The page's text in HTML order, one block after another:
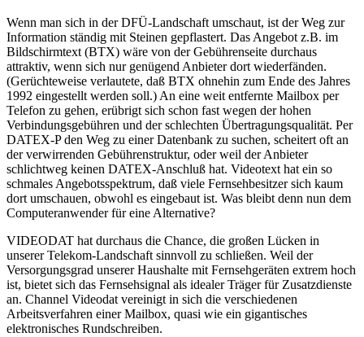
Wenn man sich in der DFÜ-Landschaft umschaut, ist der Weg zur
Information ständig mit Steinen gepflastert. Das Angebot z.B. im
Bildschirmtext (BTX) wäre von der Gebührenseite durchaus
attraktiv, wenn sich nur genügend Anbieter dort wiederfänden.
(Gerüchteweise verlautete, daß BTX ohnehin zum Ende des Jahres
1992 eingestellt werden soll.) An eine weit entfernte Mailbox per
Telefon zu gehen, erübrigt sich schon fast wegen der hohen
Verbindungsgebühren und der schlechten Übertragungsqualität. Per
DATEX-P den Weg zu einer Datenbank zu suchen, scheitert oft an
der verwirrenden Gebührenstruktur, oder weil der Anbieter
schlichtweg keinen DATEX-Anschluß hat. Videotext hat ein so
schmales Angebotsspektrum, daß viele Fernsehbesitzer sich kaum
dort umschauen, obwohl es eingebaut ist. Was bleibt denn nun dem
Computeranwender für eine Alternative?
VIDEODAT hat durchaus die Chance, die großen Lücken in
unserer Telekom-Landschaft sinnvoll zu schließen. Weil der
Versorgungsgrad unserer Haushalte mit Fernsehgeräten extrem hoch
ist, bietet sich das Fernsehsignal als idealer Träger für Zusatzdienste
an. Channel Videodat vereinigt in sich die verschiedenen
Arbeitsverfahren einer Mailbox, quasi wie ein gigantisches
elektronisches Rundschreiben.